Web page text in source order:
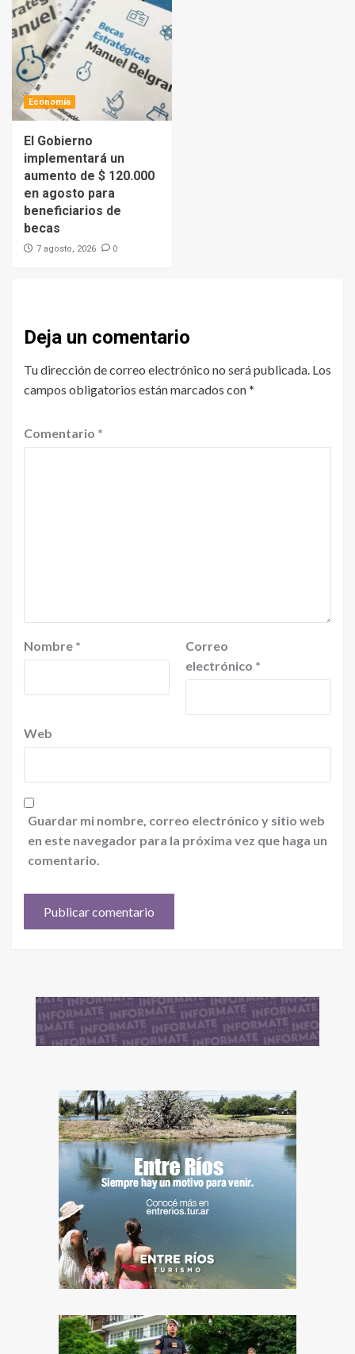
Economía
El Gobierno
implementará un
aumento de $ 120.000
en agosto para
beneficiarios de
becas
7 agosto, 2026 0
Deja un comentario
Tu dirección de correo electrónico no será publicada. Los
campos obligatorios están marcados con*
Comentario *
Nombre *
Correo
electrónico *
Web
Guardar mi nombre, correo electrónico y sitio web
en este navegador para la próxima vez que haga un
comentario.